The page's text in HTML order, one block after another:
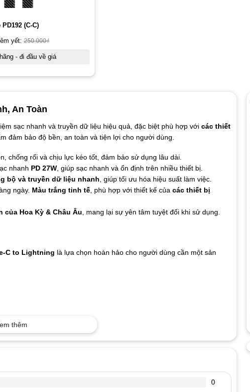
(C-C)
yết:250.000₫
- đi đầu về giá
An Toàn
sạc nhanh và truyền dữ liệu hiệu quả, đặc biệt phù hợp với các thiết
đảm bảo độ bền, an toàn và tiện lợi cho người dùng.
chống rối và chịu lực kéo tốt, đảm bảo sử dụng lâu dài.
nhanh PD 27W, giúp sạc nhanh và ổn định trên nhiều thiết bị.
bộ và truyền dữ liệu nhanh, giúp tối ưu hóa hiệu suất làm việc.
ngày. Màu trắng tinh tế, phù hợp với thiết kế của các thiết bị
Hoa Kỳ & Châu Âu, mang lại sự yên tâm tuyệt đối khi sử dụng.
C to Lightning là lựa chọn hoàn hảo cho người dùng cần một sản
thêm
0